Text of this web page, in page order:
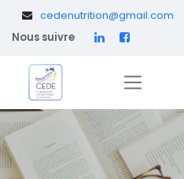
cedenutrition@gmail.com
Nous suivre